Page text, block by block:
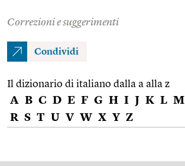
Correzioni e suggerimenti
Condividi
Il dizionario di italiano dalla a alla z
A B C D E F G H I J K L M
R S T U V W X Y Z